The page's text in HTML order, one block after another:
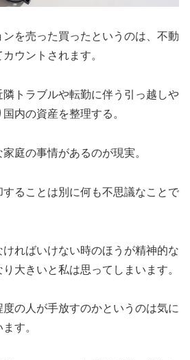
を売った買ったというのは、不動
ウントされます。
トラブルや転勤に伴う引っ越しや
内の資産を整理する。
庭の事情があるのが現実。
ることは別に何も不思議なことで
ればいけない時のほうが精神的な
大きいと私は思ってしまいます。
の人が手放すのかというのは気に
す。